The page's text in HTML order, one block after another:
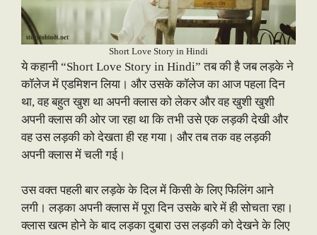
Short Love Story in Hindi
ये कहानी “Short Love Story in Hindi” तब की है जब लड़के ने
कॉलेज में एडमिशन लिया। और उसके कॉलेज का आज पहला दिन
था, वह बहुत खुश था अपनी क्लास को लेकर और वह खुशी खुशी
अपनी क्लास की ओर जा रहा था कि तभी उसे एक लड़की देखी और
वह उस लड़की को देखता ही रह गया। और तब तक वह लड़की
अपनी क्लास में चली गई।
उस वक्त पहली बार लड़के के दिल में किसी के लिए फिलिंग आने
लगी। लड़का अपनी क्लास में पूरा दिन उसके बारे में ही सोचता रहा।
क्लास खत्म होने के बाद लड़का दुबारा उस लड़की को देखने के लिए